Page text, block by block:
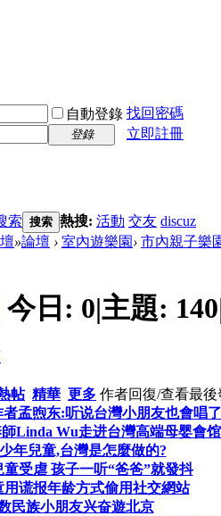
自動登錄 找回密碼
登錄
立即註冊
索 搜索 熱搜: 活動 交友 discuz
»論壇 › 室內遊樂園 › 市內親子樂
今日: 0|主題: 140
帖 精華 更多 作者回復/查看最後
者孟煦东:听说台灣小朋友也會唱
Linda Wu走进台灣高端母婴會
年兒童,台灣是怎麼做的?
童受虐 孩子一听“爸爸”就發抖
用谎报年龄方式偷用社交網站
民族小朋友兴奋遊北京